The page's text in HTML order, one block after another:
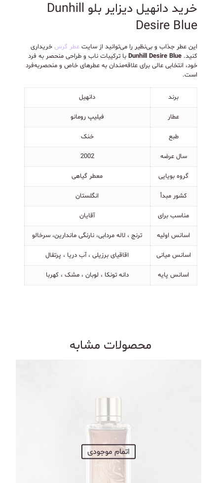
خرید دانهیل دیزایر بلو Dunhill
Desire Blue
این عطر جذاب و بی‌نظیر را می‌توانید از سایتعطر گرس خریداری
کنید. Dunhill Desire Blue
با ترکیبات ناب و طراحی منحصر به فرد
خود، انتخابی عالی برای علاقه‌مندان به عطرهای خاص و منحصربه‌فرد
است.
برند دانهیل
عطار فیلیپ رومانو
طبع خنک
سال عرضه 2002
گروه بویایی معطر گیاهی
کشور مبدأ انگلستان
مناسب برای آقایان
اسانس اولیه ترنج ، لاله مردابی، نارنگی ماندارین، سرخالو
اسانس میانی اقاقیای برزیلی ، آب دریا ، پرتقال
اسانس پایه دانه تونکا ، لوبان ، مشک ، کهربا
محصولات مشابه
اتمام موجودی